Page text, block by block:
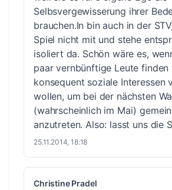
Selbsvergewisserung ihrer
brauchen.In bin auch in der
Spiel nicht mit und stehe
isoliert da. Schön wäre es,
paar vernbünftige Leute finden
konsequent soziale Interessen
wollen, um bei der nächsten
(wahrscheinlich im Mai)
anzutreten. Also: lasst uns die
25.11.2014, 18:18
Christine Pradel